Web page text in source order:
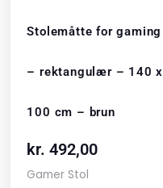
Stolemåtte for gaming
– rektangulær – 140 x
100 cm – brun
kr. 492,00
Gamer Stol